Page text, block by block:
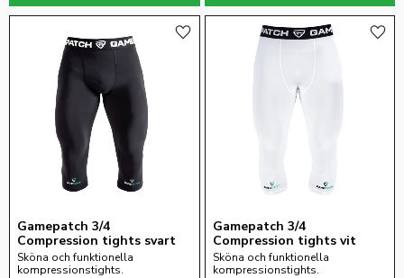
Gamepatch 3/4
Compression tights svart
Sköna och funktionella
kompressionstights.
Lägg till i favoriter
Gamepatch 3/4
Compression tights vit
Sköna och funktionella
kompressionstights.